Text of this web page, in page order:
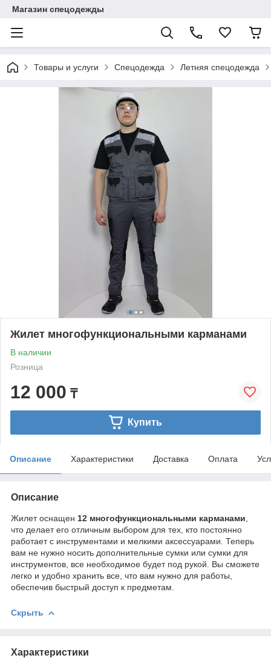
Магазин спецодежды
Товары и услуги Спецодежда Летняя спецодежда
Жилет многофункциональными карманами
В наличии
Розница
12 000 ₸
Купить
Описание Характеристики Доставка Оплата
Описание
Жилет оснащен 12 многофункциональными карманами
что делает его отличным выбором для тех, кто постоянно
работает с инструментами и мелкими аксессуарами. Теперь
вам не нужно носить дополнительные сумки или сумки для
инструментов, все необходимое будет под рукой. Вы сможете
легко и удобно хранить все, что вам нужно для работы,
обеспечив быстрый доступ к предметам.
Скрыть
Характеристики